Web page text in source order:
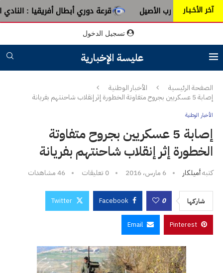
آخر الأخـبـار
عبق الطرب الأصيل قرعة دوري أبطال أفريقيا : النادي
تسجيل الدخول
عليسة الإخبارية
الصفحة الرئيسية
الأخبار الوطنية
إصابة 5 عسكريين بجروح متفاوتة الخطورة إثر إنقلاب شاحنتهم بفريانة
الأخبار الوطنية
إصابة 5 عسكريين بجروح متفاوتة
الخطورة إثر إنقلاب شاحنتهم بفريانة
كتبهأميلكار 6 مارس، 2016 0 تعليقات 46مشاهدات
شاركها 0
Facebook
Twitter
Pinterest
Email